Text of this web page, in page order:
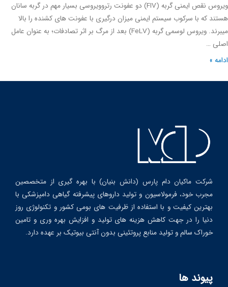
ویروس نقص ایمنی گربه (FIV) دو عفونت رتروویروسی بسیار مهم در گربه سانان
که با سرکوب سیستم ایمنی میزان درگیری با عفونت های کشنده را بالا
میبرند. ویروس لوسمی گربه (FeLV) بعد از مرگ بر اثر تصادفات؛ به عنوان عامل
…
»
شرکت ماکیان دام پارس (دانش بنیان) با بهره گیری از متخصصین
مجرب خود، فرمولاسیون و تولید داروهای پیشرفته گیاهی دامپزشکی با
بهترین کیفیت و با استفاده از ظرفیت های بومی کشور و تکنولوژی روز
دنیا را در جهت کاهش هزینه های تولید و افزایش بهره وری و تامین
خوراک سالم و تولید منابع پروتئینی بدون آنتی بیوتیک بر عهده دارد.
پیوند ها